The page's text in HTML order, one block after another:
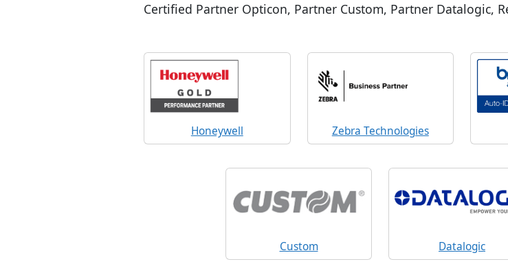
Certified Partner Opticon, Partner Custom, Partner Datalogic,
Honeywell Zebra Technologies
Custom Datalogic